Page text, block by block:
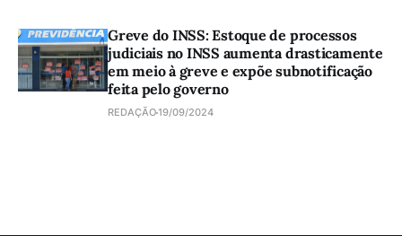
Greve do INSS: Estoque de processos
judiciais no INSS aumenta drasticamente
em meio à greve e expõe subnotificação
feita pelo governo
REDAÇÃO19/09/2024